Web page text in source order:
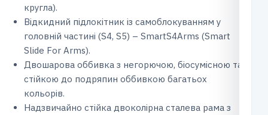
кругла).
Відкидний підлокітник із самоблокуванням у
головній частині (S4, S5) – SmartS4Arms (Smart
Slide For Arms).
Двошарова оббивка з негорючою, біосумісною та
стійкою до подряпин оббивкою багатьох
кольорів.
Надзвичайно стійка двоколірна сталева рама з